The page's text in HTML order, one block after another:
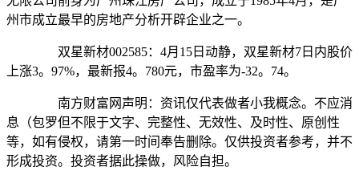
州市成立最早的房地产分析开辟企业之一。
双星新材002585：4月15日动静，双星新材7日内股价
上涨3。97%，最新报4。780元，市盈率为-32。74。
南方财富网声明：资讯仅代表做者小我概念。不应消
息（包罗但不限于文字、完整性、无效性、及时性、原创性
等，如有侵权，请第一时间奉告删除。仅供投资者参考，并不
形成投资。投资者据此操做，风险自担。